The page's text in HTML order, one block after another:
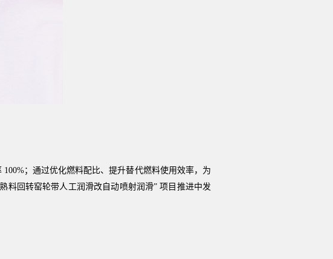
；通过优化燃料配比、提升替代燃料使用效率，为
料回转窑轮带人工润滑改自动喷射润滑” 项目推进中发